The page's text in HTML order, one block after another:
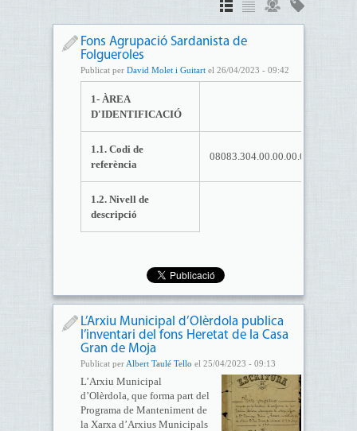
Fons Agrupació Sardanista de
Folgueroles
Publicat per David Molet i Guitartel 26/04/2023 - 09:42
1- ÀREA
D'IDENTIFICACIÓ
1.1. Codi de
referència
08083.304.00.00.00.00.
1.2. Nivell de
descripció
L’Arxiu Municipal d’Olèrdola publica
l’inventari del fons Heretat de la Casa
Gran de Moja
Publicat per Albert Taulé Tello el 25/04/2023 - 09:13
L’Arxiu Municipal
d’Olèrdola, que forma part del
Programa de Manteniment de
la Xarxa d’Arxius Municipals